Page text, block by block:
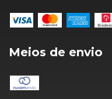
Meios de envio